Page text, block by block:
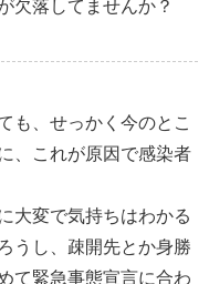
欠落してませんか？
も、せっかく今のとこ
、これが原因で感染者
大変で気持ちはわかる
うし、疎開先とか身勝
て緊急事態宣言に合わ